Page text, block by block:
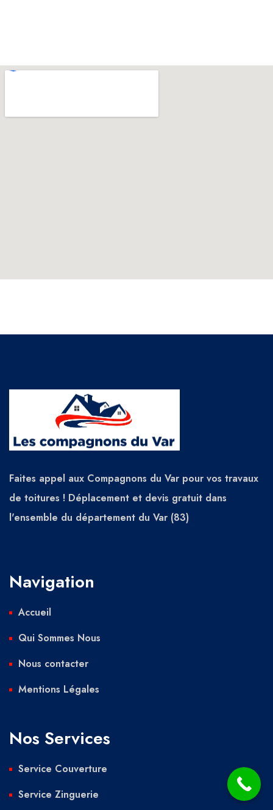
Faites appel aux Compagnons du Var pour vos travaux
de toitures ! Déplacement et devis gratuit dans
l'ensemble du département du Var (83)
Navigation
Accueil
Qui Sommes Nous
Nous contacter
Mentions Légales
Nos Services
Service Couverture
Service Zinguerie